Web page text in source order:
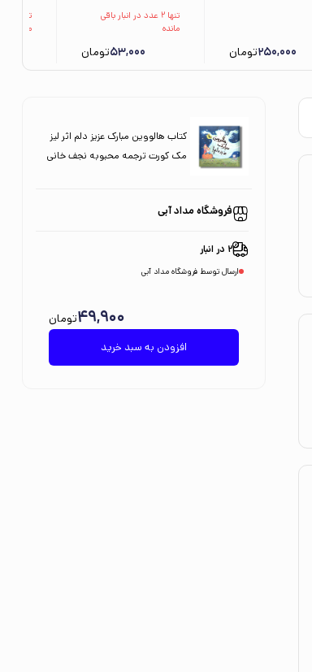
250,000تومان
جان و سیمین موحد
تنها 2 عدد در انبار باقی
مانده
53,000تومان
مانده
کتاب هالووین مبارک عزیز دلم اثر لیز
مک کورت ترجمه محبوبه نجف خانی
فروشگاه مداد آبی
2 در انبار
ارسال توسط فروشگاه مداد آبی
افزودن به سبد خرید
49,900تومان